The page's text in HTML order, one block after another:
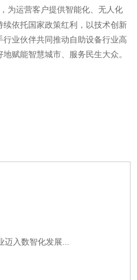
为运营客户提供智能化、无人化
依托国家政策红利，以技术创新
业伙伴共同推动自助设备行业高
赋能智慧城市、服务民生大众。
入数智化发展...